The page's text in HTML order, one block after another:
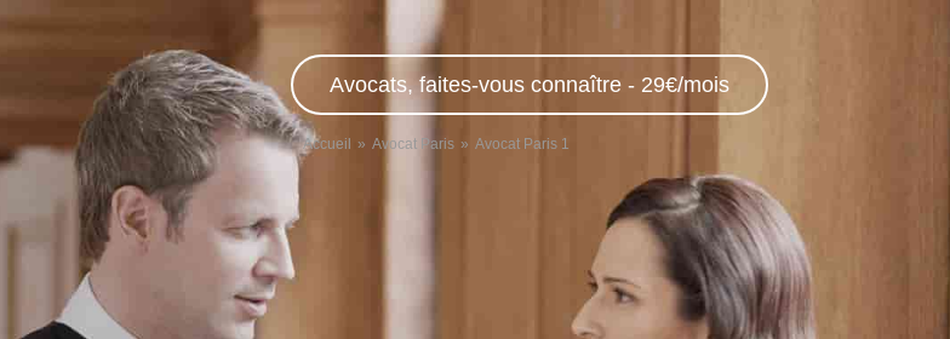
Avocats, faites-vous connaître - 29€/mois
Accueil Avocat Paris Avocat Paris 1